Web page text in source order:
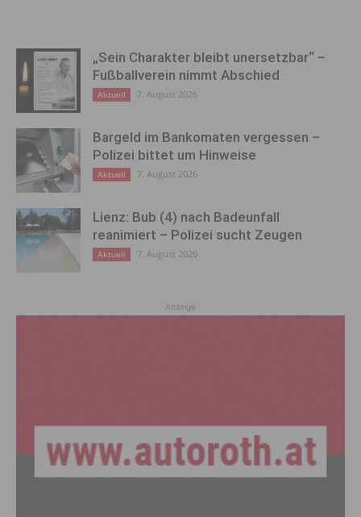
„Sein Charakter bleibt unersetzbar“ –
Fußballverein nimmt Abschied
Aktuell 7. August 2026
Bargeld im Bankomaten vergessen –
Polizei bittet um Hinweise
Aktuell 7. August 2026
Lienz: Bub (4) nach Badeunfall
reanimiert – Polizei sucht Zeugen
Aktuell 7. August 2026
Anzeige